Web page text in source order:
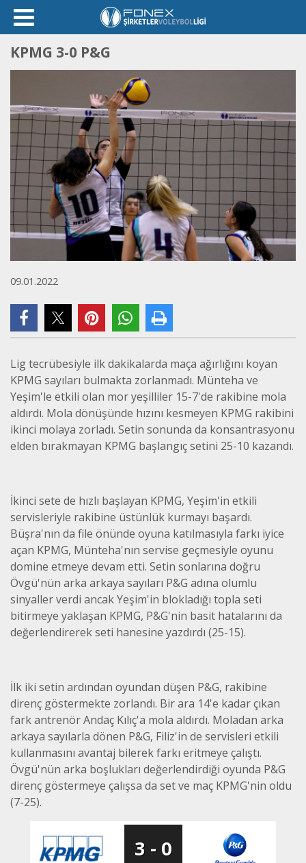
KPMG 3-0 P&G
09.01.2022
Lig tecrübesiyle ilk dakikalarda maça ağırlığını koyan
KPMG sayıları bulmakta zorlanmadı. Münteha ve
Yeşim'le etkili olan mor yeşilliler 15-7'de rakibine mola
aldırdı. Mola dönüşünde hızını kesmeyen KPMG rakibini
ikinci molaya zorladı. Setin sonunda da konsantrasyonu
elden bırakmayan KPMG başlangıç setini 25-10 kazandı.
İkinci sete de hızlı başlayan KPMG, Yeşim'in etkili
servisleriyle rakibine üstünlük kurmayı başardı.
Büşra'nın da file önünde oyuna katılmasıyla farkı iyice
açan KPMG, Münteha'nın servise geçmesiyle oyunu
domine etmeye devam etti. Setin sonlarına doğru
Övgü'nün arka arkaya sayıları P&G adına olumlu
sinyaller verdi ancak Yeşim'in blokladığı topla seti
bitirmeye yaklaşan KPMG, P&G'nin basit hatalarını da
değerlendirerek seti hanesine yazdırdı (25-15).
İlk iki setin ardından oyundan düşen P&G, rakibine
direnç göstermekte zorlandı. Bir ara 14'e kadar çıkan
fark antrenör Andaç Kılıç'a mola aldırdı. Moladan arka
arkaya sayılarla dönen P&G, Filiz'in de servisleri etkili
kullanmasını avantaj bilerek farkı eritmeye çalıştı.
Övgü'nün arka boşlukları değerlendirdiği oyunda P&G
direnç göstermeye çalışsa da set ve maç KPMG'nin oldu
(7-25).
3 - 0